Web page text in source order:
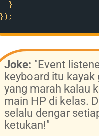
}
});
Joke: "Event
keyboard itu kayak
yang marah kalau
main HP di kelas.
selalu dengar
ketukan!"